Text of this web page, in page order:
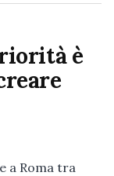
è
a Roma tra